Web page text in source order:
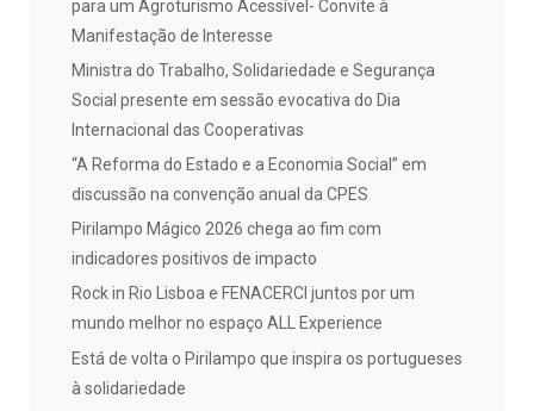
para um Agroturismo Acessível- Convite à
Manifestação de Interesse
Ministra do Trabalho, Solidariedade e Segurança
Social presente em sessão evocativa do Dia
Internacional das Cooperativas
“A Reforma do Estado e a Economia Social” em
discussão na convenção anual da CPES
Pirilampo Mágico 2026 chega ao fim com
indicadores positivos de impacto
Rock in Rio Lisboa e FENACERCI juntos por um
mundo melhor no espaço ALL Experience
Está de volta o Pirilampo que inspira os portugueses
à solidariedade